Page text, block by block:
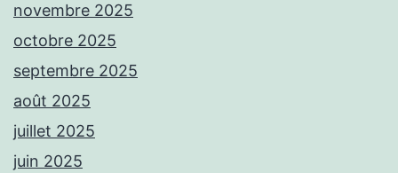
novembre 2025
octobre 2025
septembre 2025
août 2025
juillet 2025
juin 2025